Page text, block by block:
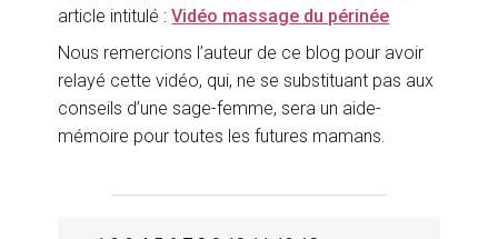
article intitulé :Vidéo massage du périnée
Nous remercions l’auteur de ce blog pour avoir
relayé cette vidéo, qui, ne se substituant pas aux
conseils d’une sage-femme, sera un aide-
mémoire pour toutes les futures mamans.